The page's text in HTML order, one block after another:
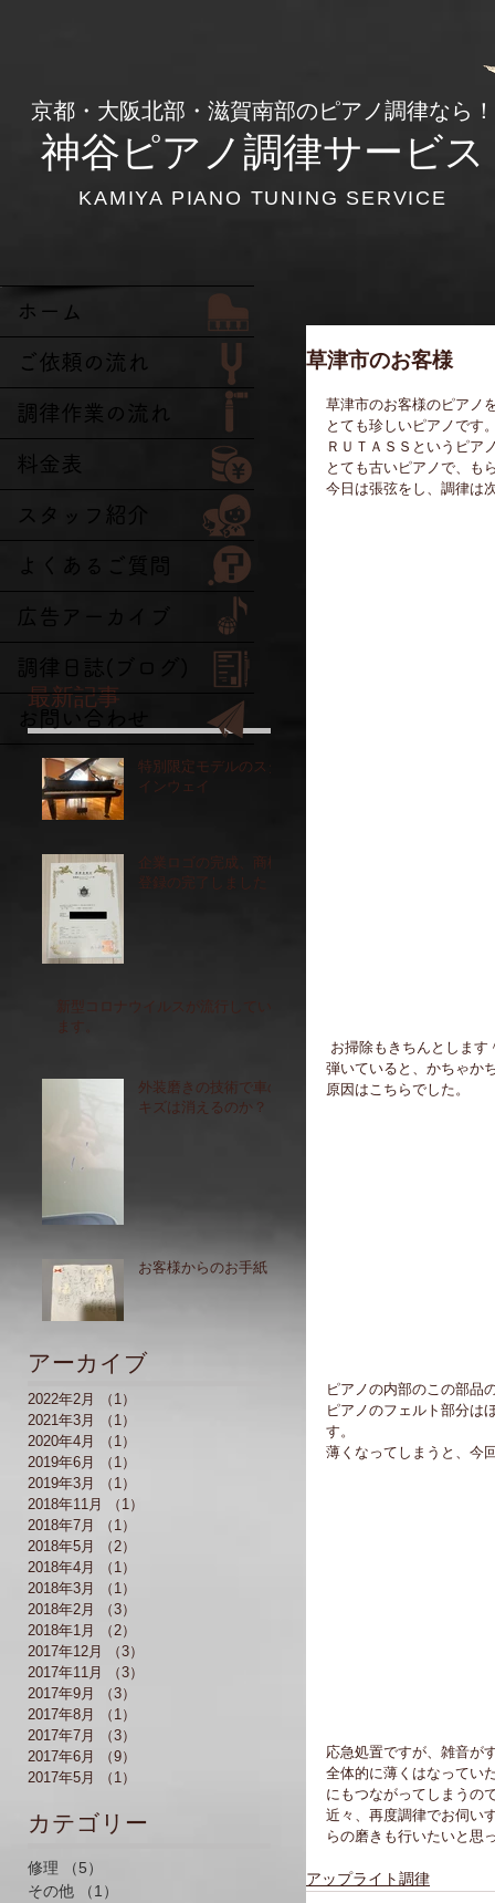
​京都・大阪北部・滋賀南部のピアノ調律なら！
神谷ピアノ調律サービス
KAMIYA PIANO TUNING SERVICE
最新記事
特別限定モデルのスタ
インウェイ
企業ロゴの完成、商標
登録の完了しました！
新型コロナウイルスが流行してい
外装磨きの技術で車の
キズは消えるのか？
お客様からのお手紙
アーカイブ
2022年2月 （1）
2021年3月
（1）
2020年4月
（1）
2019年6月
（1）
2019年3月
（1）
2018年11月
（1）
2018年7月
（1）
2018年5月
（2）
2018年4月
（1）
2018年3月
（1）
2018年2月
（3）
2018年1月
（2）
2017年12月
（3）
2017年11月
（3）
2017年9月
（3）
2017年8月
（1）
2017年7月
（3）
2017年6月
（9）
2017年5月
（1）
​カテゴリー
修理 （5）
その他
（1）
草津市のお客様
草津市のお客様のピアノ
とても珍しいピアノです
ＲＵＴＡＳＳというピア
とても古いピアノで、も
今日は張弦をし、調律は
お掃除もきちんとします
弾いていると、かちゃか
原因はこちらでした。
ピアノの内部のこの部品
ピアノのフェルト部分は
す。
薄くなってしまうと、今
応急処置ですが、雑音が
全体的に薄くはなってい
にもつながってしまうの
近々、再度調律でお伺い
らの磨きも行いたいと思
アップライト調律
ホーム
ご依頼の流れ
調律作業の流れ
料金表
スタッフ紹介
よくあるご質問
広告アーカイブ